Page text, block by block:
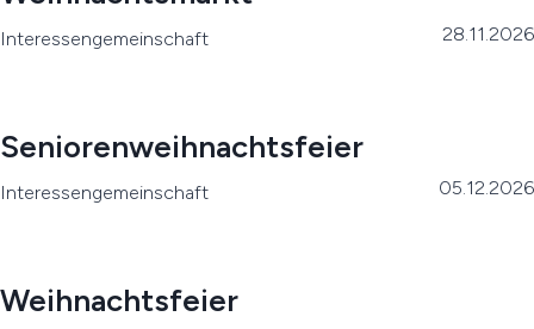
Interessengemeinschaft 28.11.2026
Seniorenweihnachtsfeier
Interessengemeinschaft 05.12.2026
Weihnachtsfeier